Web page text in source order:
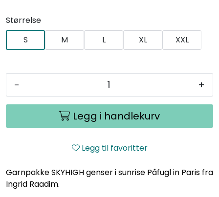
Størrelse
S
M L XL XXL
- +
Legg i handlekurv
Legg til favoritter
Garnpakke SKYHIGH genser i sunrise Påfugl in Paris fra
Ingrid Raadim.